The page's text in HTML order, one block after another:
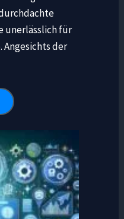
unerlässlich für
Angesichts der